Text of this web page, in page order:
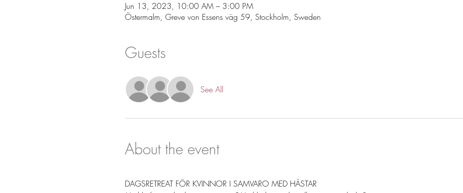
Jun 13, 2023, 10:00 AM – 3:00 PM
Östermalm, Greve von Essens väg 59, Stockholm, Sweden
Guests
See All
About the event
DAGSRETREAT FÖR KVINNOR I SAMVARO MED HÄSTAR